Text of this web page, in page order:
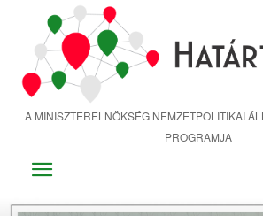
tartalomra
A MINISZTERELNÖKSÉG NEMZETPOLITIKAI
PROGRAMJA